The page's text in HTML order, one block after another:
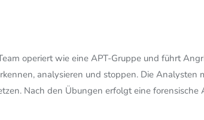
operiert wie eine APT-Gruppe und führt
analysieren und stoppen. Die Analysten
Nach den Übungen erfolgt eine